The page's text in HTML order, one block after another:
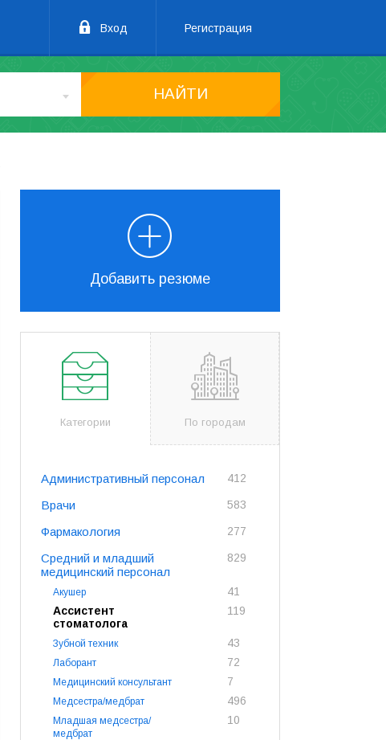
Вход Регистрация
НАЙТИ
Добавить резюме
Категории По городам
Административный персонал 412
Врачи 583
Фармакология 277
Средний и младший
медицинский персонал
829
Акушер
41
Ассистент
стоматолога
119
Зубной техник 43
Лаборант 72
Медицинский консультант 7
Медсестра/медбрат 496
Младшая медсестра/
медбрат
10